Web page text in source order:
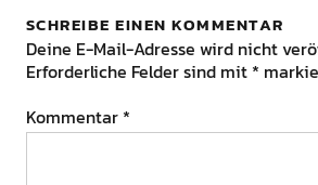
SCHREIBE EINEN KOMMENTAR
Deine E-Mail-Adresse wird nicht
Erforderliche Felder sind mit *
Kommentar *